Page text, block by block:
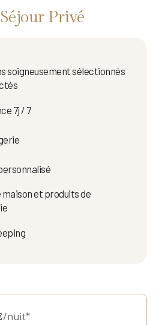
Privé
soigneusement sélectionnés
7j / 7
maison et produits de
/nuit*